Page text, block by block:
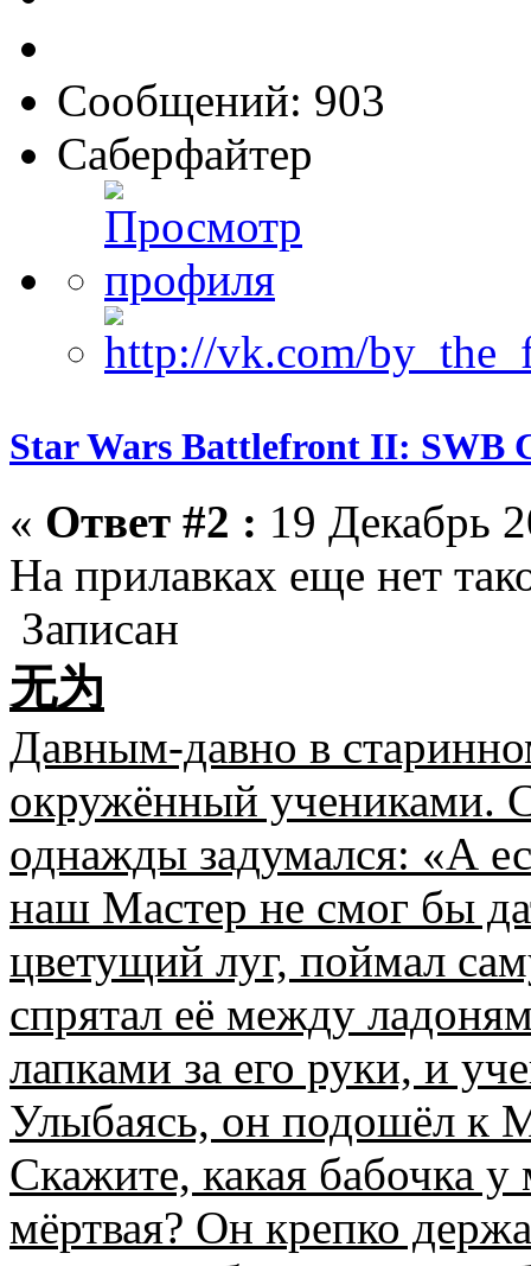
Сообщений: 903
Саберфайтер
Star Wars Battlefront II: SWB
« Ответ #2 : 19 Декабрь
На прилавках еще нет
Записан
无为
Давным-давно в
окружённый учениками.
однажды задумался: «А
наш Мастер не смог бы
цветущий луг, поймал
спрятал её между
лапками за его руки, и
Улыбаясь, он подошёл к
Скажите, какая бабочка
мёртвая? Он крепко